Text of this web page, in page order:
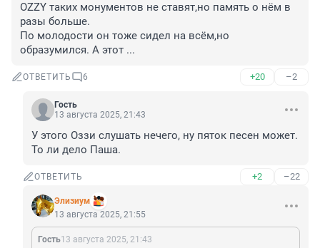
OZZY таких монументов не ставят,но память о нём в
разы больше.
По молодости он тоже сидел на всём,но
образумился. А этот ...
ОТВЕТИТЬ 6 +20 –2
Гость
13 августа 2025, 21:43
У этого Оззи слушать нечего, ну пяток песен может.
То ли дело Паша.
ОТВЕТИТЬ +2 –22
Элизиум
13 августа 2025, 21:55
Гость13 августа 2025, 21:43